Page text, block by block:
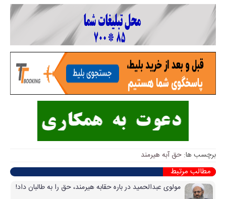
برچسب ها: حق آبه هیرمند
مطالب مرتبط
مولوی عبدالحمید در باره حقابه هیرمند، حق را به طالبان داد!